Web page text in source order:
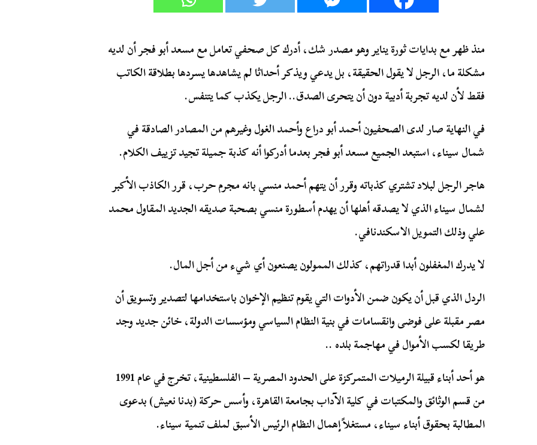
منذ ظهر مع بدايات ثورة يناير وهو مصدر شك، أدرك كل صحفي تعامل مع مسعد أبو فجر أن لديه
مشكلة ما، الرجل لا يقول الحقيقة، بل يدعي ويذكر أحداثا لم يشاهدها يسردها بطلاقة الكاتب
فقط لأن لديه تجربة أدبية دون أن يتحرى الصدق.. الرجل يكذب كما يتنفس.
في النهاية صار لدى الصحفيون أحمد أبو دراع وأحمد الغول وغيرهم من المصادر الصادقة في
شمال سيناء، استبعد الجميع مسعد أبو فجر بعدما أدركوا أنه كذبة جميلة تجيد تزييف الكلام.
هاجر الرجل لبلاد تشتري كذباته وقرر أن يتهم أحمد منسي بانه مجرم حرب، قرر الكاذب الأكبر
لشمال سيناء الذي لا يصدقه أهلها أن يهدم أسطورة منسي بصحبة صديقه الجديد المقاول محمد
علي وذلك التمويل الاسكندنافي.
لا يدرك المغفلون أبدا قدراتهم، كذلك الممولون يصنعون أي شيء من أجل المال.
الردل الذي قبل أن يكون ضمن الأدوات التي يقوم تنظيم الإخوان باستخدامها لتصدير وتسويق أن
مصر مقبلة على فوضى وانقسامات في بنية النظام السياسي ومؤسسات الدولة، خائن جديد وجد
طريقا لكسب الأموال في مهاجمة بلده ..
هو أحد أبناء قبيلة الرميلات المتمركزة على الحدود المصرية – الفلسطينية، تخرج في عام 1991
من قسم الوثائق والمكتبات في كلية الآداب بجامعة القاهرة، وأسس حركة (بدنا نعيش) بدعوى
المطالبة بحقوق أبناء سيناء، مستغلاً إهمال النظام الرئيس الأسبق لملف تنمية سيناء.